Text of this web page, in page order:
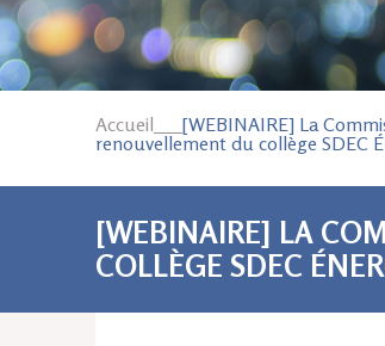
VOUS ÊTES ICI
Accueil
[WEBINAIRE] La
renouvellement du collège SDEC
[WEBINAIRE] LA
COLLÈGE SDEC